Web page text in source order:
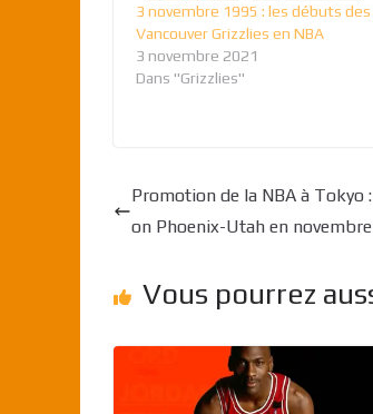
3 novembre 1995 : les débuts des
Vancouver Grizzlies en NBA
3 novembre 2021
Dans "Grizzlies"
Promotion de la NBA à
on Phoenix-Utah en
Vous pourrez